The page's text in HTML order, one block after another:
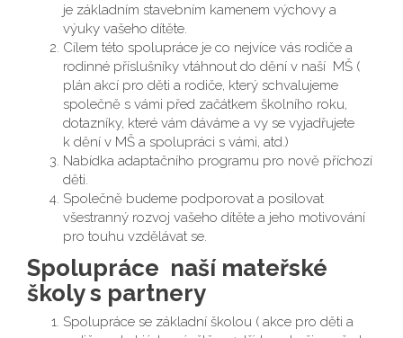
je základním stavebním kamenem výchovy a
výuky vašeho dítěte.
Cílem této spolupráce je co nejvíce vás rodiče a
rodinné příslušníky vtáhnout do dění v naší MŠ (
plán akcí pro děti a rodiče, který schvalujeme
společně s vámi před začátkem školního roku,
dotazníky, které vám dáváme a vy se vyjadřujete
k dění v MŠ a spolupráci s vámi, atd.)
Nabídka adaptačního programu pro nově příchozí
děti.
Společně budeme podporovat a posilovat
všestranný rozvoj vašeho dítěte a jeho motivování
pro touhu vzdělávat se.
Spolupráce naší mateřské
školy s partnery
Spolupráce se základní školou ( akce pro děti a